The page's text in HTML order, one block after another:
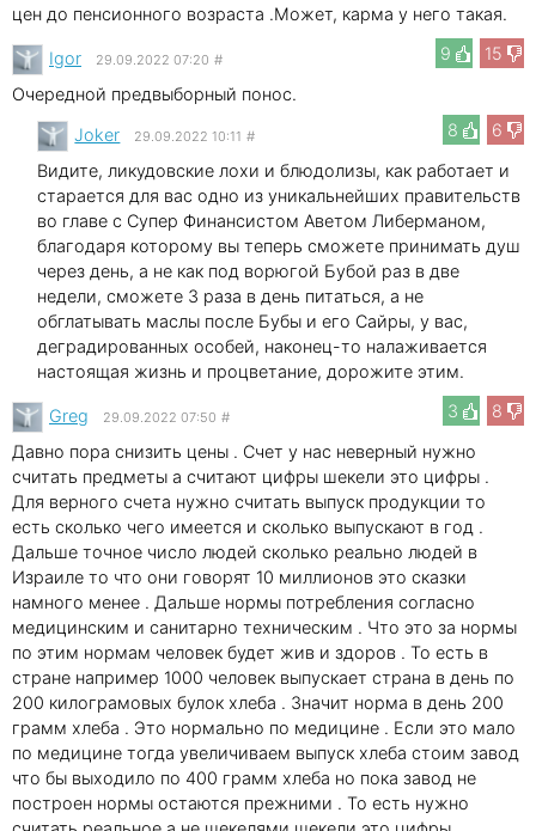
цен до пенсионного возраста .Может, карма у него такая.
9
15
Igor 29.09.2022 07:20 #
Очередной предвыборный понос.
8
6
Joker 29.09.2022 10:11 #
Видите, ликудовские лохи и блюдолизы, как работает и
старается для вас одно из уникальнейших правительств
во главе с Супер Финансистом Аветом Либерманом,
благодаря которому вы теперь сможете принимать душ
через день, а не как под ворюгой Бубой раз в две
недели, сможете 3 раза в день питаться, а не
обглатывать маслы после Бубы и его Сайры, у вас,
деградированных особей, наконец-то налаживается
настоящая жизнь и процветание, дорожите этим.
3
8
Greg 29.09.2022 07:50 #
Давно пора снизить цены . Счет у нас неверный нужно
считать предметы а считают цифры шекели это цифры .
Для верного счета нужно считать выпуск продукции то
есть сколько чего имеется и сколько выпускают в год .
Дальше точное число людей сколько реально людей в
Израиле то что они говорят 10 миллионов это сказки
намного менее . Дальше нормы потребления согласно
медицинским и санитарно техническим . Что это за нормы
по этим нормам человек будет жив и здоров . То есть в
стране например 1000 человек выпускает страна в день по
200 килограмовых булок хлеба . Значит норма в день 200
грамм хлеба . Это нормально по медицине . Если это мало
по медицине тогда увеличиваем выпуск хлеба стоим завод
что бы выходило по 400 грамм хлеба но пока завод не
построен нормы остаются прежними . То есть нужно